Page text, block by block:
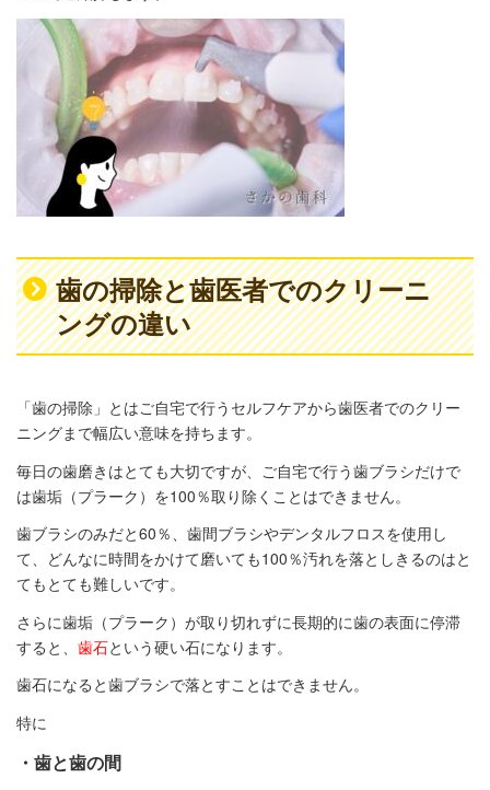
歯の掃除と歯医者でのクリーニ
ングの違い
「歯の掃除」とはご自宅で行うセルフケアから歯医者でのクリー
ニングまで幅広い意味を持ちます。
毎日の歯磨きはとても大切ですが、ご自宅で行う歯ブラシだけで
は歯垢（プラーク）を100％取り除くことはできません。
歯ブラシのみだと60％、歯間ブラシやデンタルフロスを使用し
て、どんなに時間をかけて磨いても100％汚れを落としきるのはと
てもとても難しいです。
さらに歯垢（プラーク）が取り切れずに長期的に歯の表面に停滞
すると、 歯石という硬い石になります。
歯石になると歯ブラシで落とすことはできません。
特に
・歯と歯の間